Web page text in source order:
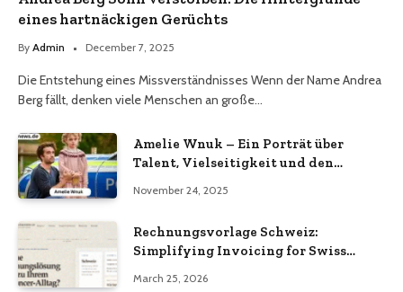
eines hartnäckigen Gerüchts
By Admin December 7, 2025
Die Entstehung eines Missverständnisses Wenn der Name Andrea
Berg fällt, denken viele Menschen an große…
Amelie Wnuk – Ein Porträt über
Talent, Vielseitigkeit und den
November 24, 2025
Rechnungsvorlage Schweiz:
Simplifying Invoicing for Swiss
March 25, 2026